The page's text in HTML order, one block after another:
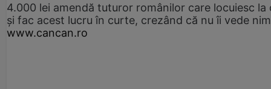
4.000 lei amendă tuturor românilor care locuiesc la
și fac acest lucru în curte, crezând că nu îi vede
www.cancan.ro